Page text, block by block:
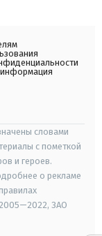
информация
словами
с пометкой
и героев.
о рекламе
ЗАО